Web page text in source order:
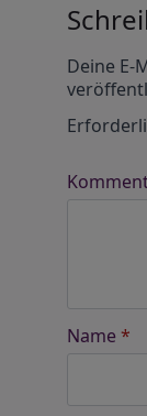
Deine E-
Name *